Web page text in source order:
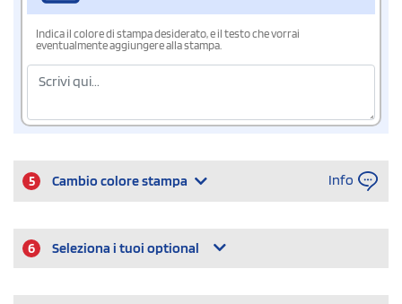
Indica il colore di stampa desiderato, e il testo che vorrai
eventualmente aggiungere alla stampa.
5 Cambio colore stampa Info
6 Seleziona i tuoi optional